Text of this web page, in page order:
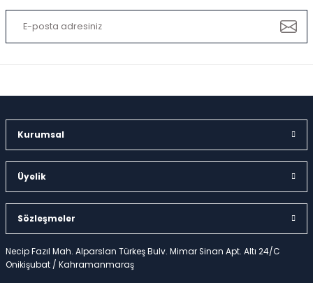
Necip Fazıl Mah. Alparslan Türkeş Bulv. Mimar Sinan Apt. Altı 24/C
Onikişubat / Kahramanmaraş
Kurumsal
Üyelik
Sözleşmeler